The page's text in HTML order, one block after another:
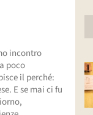
incontro
poco
il perché:
E se mai ci fu